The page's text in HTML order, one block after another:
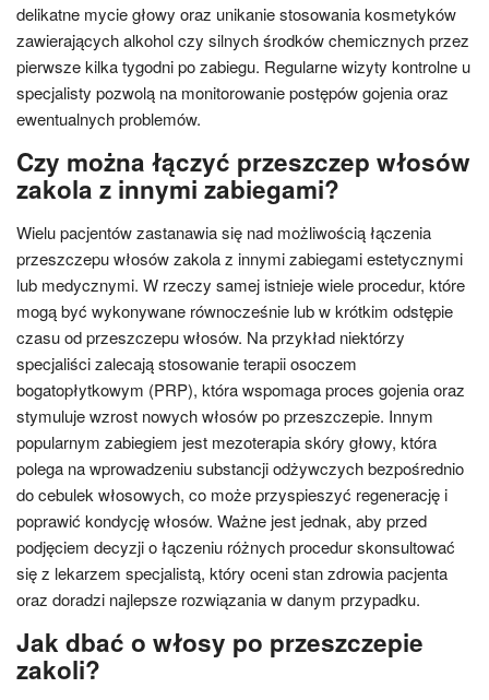
delikatne mycie głowy oraz unikanie stosowania kosmetyków
zawierających alkohol czy silnych środków chemicznych przez
pierwsze kilka tygodni po zabiegu. Regularne wizyty kontrolne u
specjalisty pozwolą na monitorowanie postępów gojenia oraz
ewentualnych problemów.
Czy można łączyć przeszczep włosów
zakola z innymi zabiegami?
Wielu pacjentów zastanawia się nad możliwością łączenia
przeszczepu włosów zakola z innymi zabiegami estetycznymi
lub medycznymi. W rzeczy samej istnieje wiele procedur, które
mogą być wykonywane równocześnie lub w krótkim odstępie
czasu od przeszczepu włosów. Na przykład niektórzy
specjaliści zalecają stosowanie terapii osoczem
bogatopłytkowym (PRP), która wspomaga proces gojenia oraz
stymuluje wzrost nowych włosów po przeszczepie. Innym
popularnym zabiegiem jest mezoterapia skóry głowy, która
polega na wprowadzeniu substancji odżywczych bezpośrednio
do cebulek włosowych, co może przyspieszyć regenerację i
poprawić kondycję włosów. Ważne jest jednak, aby przed
podjęciem decyzji o łączeniu różnych procedur skonsultować
się z lekarzem specjalistą, który oceni stan zdrowia pacjenta
oraz doradzi najlepsze rozwiązania w danym przypadku.
Jak dbać o włosy po przeszczepie
zakoli?